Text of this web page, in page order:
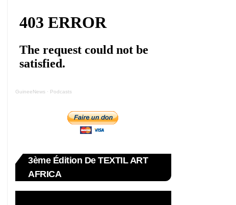
GuineeNews · Podcasts
3ème Édition De TEXTIL ART
AFRICA